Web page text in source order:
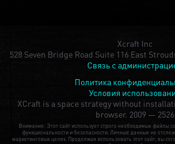
Xcraft Inc
528 Seven Bridge Road Suite 116 East
Связь с
Политика
Условия
XCraft is a space strategy without
browser. 2009 — 2526
Внимание: Этот сайт использует строго необходимые файлы
функциональности и безопасности. Личные данные не
маркетинговых целях. Продолжая использовать этот сайт, вы